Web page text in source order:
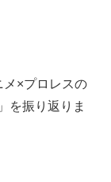
メ×プロレスの
を振り返りま